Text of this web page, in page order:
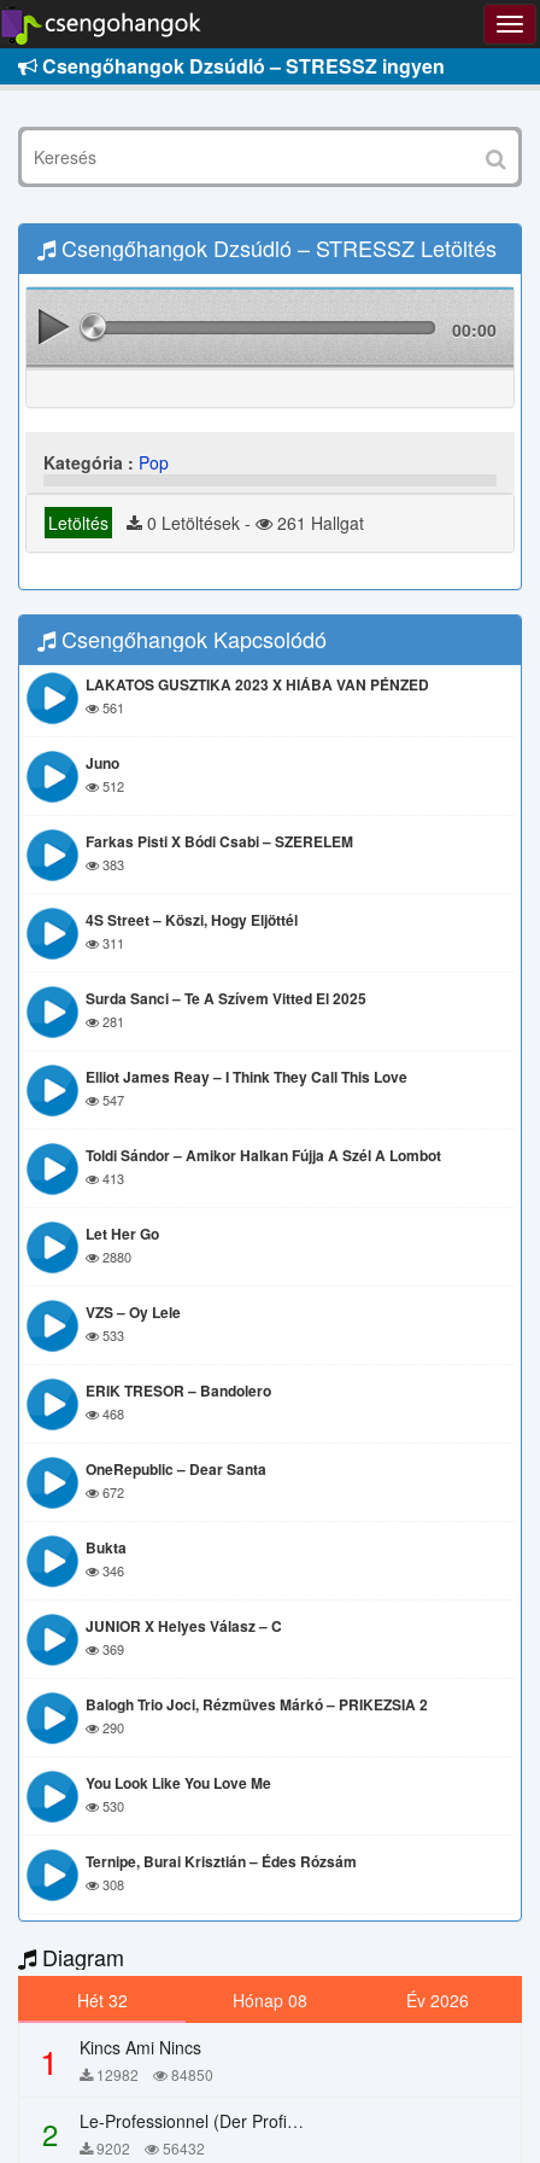
Csengőhangok Dzsúdló – STRESSZ ingyen
Csengőhangok Dzsúdló – STRESSZ Letöltés
00:00
Kategória : Pop
Letöltés 0 Letöltések - 261 Hallgat
Csengőhangok Kapcsolódó
LAKATOS GUSZTIKA 2023 X HIÁBA VAN PÉNZED
561
Juno
512
Farkas Pisti X Bódi Csabi – SZERELEM
383
4S Street – Köszi, Hogy Eljöttél
311
Surda Sanci – Te A Szívem Vitted El 2025
281
Elliot James Reay – I Think They Call This Love
547
Toldi Sándor – Amikor Halkan Fújja A Szél A Lombot
413
Let Her Go
2880
VZS – Oy Lele
533
ERIK TRESOR – Bandolero
468
OneRepublic – Dear Santa
672
Bukta
346
JUNIOR X Helyes Válasz – C
369
Balogh Trio Joci, Rézmüves Márkó – PRIKEZSIA 2
290
You Look Like You Love Me
530
Ternipe, Burai Krisztián – Édes Rózsám
308
Diagram
Hét 32 Hónap 08 Év 2026
1 Kincs Ami Nincs
12982 84850
2 Le-Professionnel (Der Profi) – Chi Mai
9202 56432